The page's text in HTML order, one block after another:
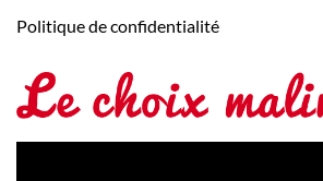
Politique de confidentialité